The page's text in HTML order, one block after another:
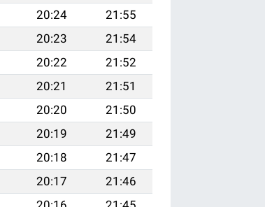
20:24
21:55
20:23
21:54
20:22
21:52
20:21
21:51
20:20
21:50
20:19
21:49
20:18
21:47
20:17
21:46